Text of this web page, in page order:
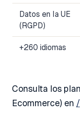
Datos en la UE
(RGPD)
+260 idiomas
Consulta los
Ecommerce) en